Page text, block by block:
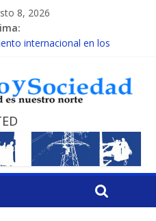
8, 2026
internacional en los
Nacional de la lucha contra el
COALICIÓN
rehabilitación de
Consulta Nacional por la